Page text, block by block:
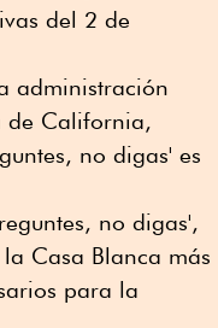
del 2 de
administración
de California,
no digas' es
no digas',
Casa Blanca más
para la